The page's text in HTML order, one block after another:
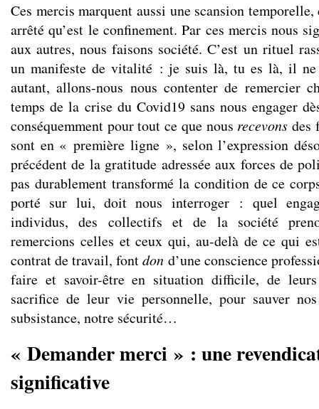
Ces mercis marquent aussi une scansion
arrêté qu’est le confinement. Par ces mercis nous
aux autres, nous faisons société. C’est un rituel
un manifeste de vitalité : je suis là, tu es là, il ne
autant, allons-nous nous contenter de remercier
temps de la crise du Covid19 sans nous engager
conséquemment pour tout ce que nous recevons des
sont en « première ligne », selon l’expression
précédent de la gratitude adressée aux forces de
pas durablement transformé la condition de ce
porté sur lui, doit nous interroger : quel
individus, des collectifs et de la société
remercions celles et ceux qui, au-delà de ce qui
contrat de travail, fontdon d’une conscience
faire et savoir-être en situation difficile, de
sacrifice de leur vie personnelle, pour sauver
subsistance, notre sécurité…
« Demander merci » : une
significative